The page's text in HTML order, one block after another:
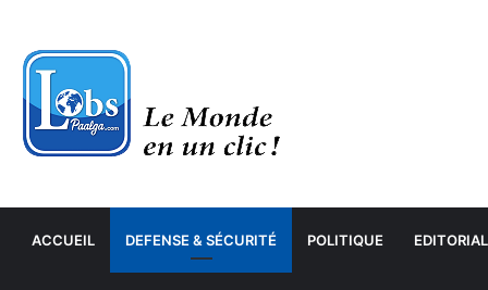
ACCUEIL DEFENSE & SÉCURITÉ POLITIQUE EDITORIAL